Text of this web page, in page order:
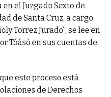
en el Juzgado Sexto de
de Santa Cruz, a cargo
Torrez Jurado”, se lee en
Tóásó en sus cuentas de
este proceso está
de Derechos